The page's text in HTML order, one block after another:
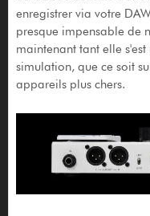
enregistrer via votre
presque impensable de
maintenant tant elle
simulation, que ce soit
appareils plus chers.